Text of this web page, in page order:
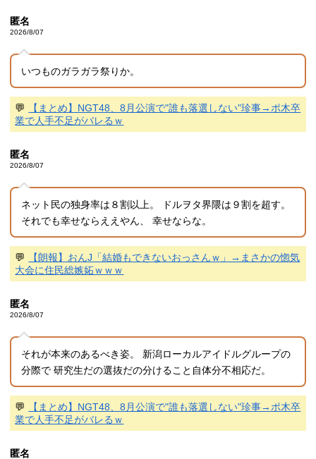
匿名
2026/8/07
いつものガラガラ祭りか。
💬
【まとめ】NGT48、8月公演で"誰も落選しない"珍事→ポ木卒
業で人手不足がバレるｗ
匿名
2026/8/07
ネット民の独身率は８割以上。 ドルヲタ界隈は９割を超す。
それでも幸せならええやん、 幸せならな。
💬
【朗報】おんJ「結婚もできないおっさんｗ」→まさかの惚気
大会に住民総嫉妬ｗｗｗ
匿名
2026/8/07
それが本来のあるべき姿。 新潟ローカルアイドルグループの
分際で 研究生だの選抜だの分けること自体分不相応だ。
💬
【まとめ】NGT48、8月公演で"誰も落選しない"珍事→ポ木卒
業で人手不足がバレるｗ
匿名